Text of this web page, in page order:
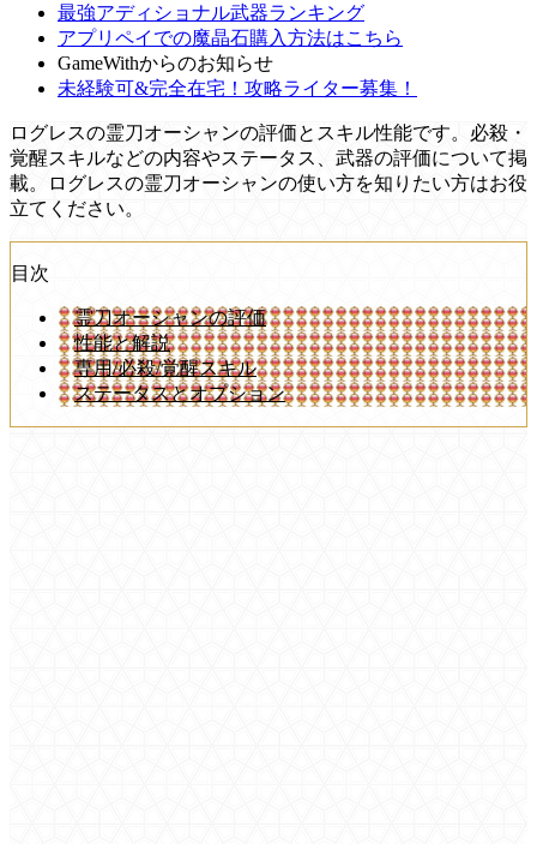
最強アディショナル武器ランキング
アプリペイでの魔晶石購入方法はこちら
GameWithからのお知らせ
未経験可&完全在宅！攻略ライター募集！
ログレスの霊刀オーシャンの評価とスキル性能です。必殺・
覚醒スキルなどの内容やステータス、武器の評価について掲
載。ログレスの霊刀オーシャンの使い方を知りたい方はお役
立てください。
目次
霊刀オーシャンの評価
性能と解説
専用/必殺/覚醒スキル
ステータスとオプション